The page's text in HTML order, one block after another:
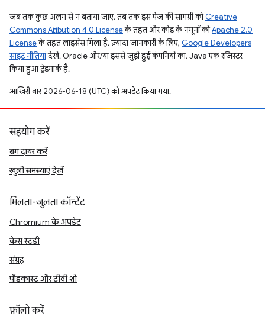
जब तक कुछ अलग से न बताया जाए, तब तक इस पेज की सामग्री कोCreative
Commons Attribution 4.0 Licenseके तहत और कोड के नमूनों कोApache 2.0
Licenseके तहत लाइसेंस मिला है. ज़्यादा जानकारी के लिए, Google Developers
साइट नीतियांदेखें. Oracle और/या इससे जुड़ी हुई कंपनियों का, Java एक रजिस्टर
किया हुआ ट्रेडमार्क है.
आखिरी बार 2026-06-18 (UTC) को अपडेट किया गया.
सहयोग करें
बग दायर करें
खुली समस्याएं देखें
मिलता-जुलता कॉन्टेंट
Chromium के अपडेट
केस स्टडी
संग्रह
पॉडकास्ट और टीवी शो
फ़ॉलो करें